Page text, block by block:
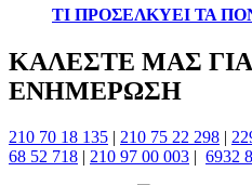
ΤΙ ΠΡΟΣΕΛΚΥΕΙ ΤΑ
ΚΑΛΕΣΤΕ ΜΑΣ
ΕΝΗΜΕΡΩΣΗ
210 70 18 135 | 210 75 22 298 |
68 52 718 | 210 97 00 003 | 6932